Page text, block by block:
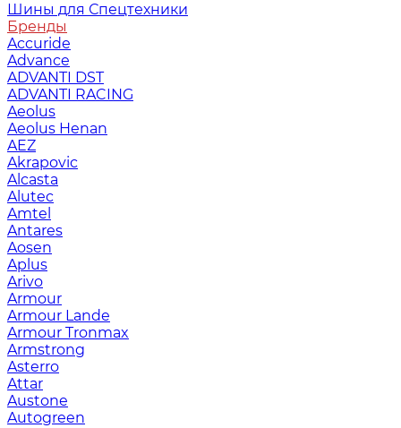
Шины для Спецтехники
Бренды
Accuride
Advance
ADVANTI DST
ADVANTI RACING
Aeolus
Aeolus Henan
AEZ
Akrapovic
Alcasta
Alutec
Amtel
Antares
Aosen
Aplus
Arivo
Armour
Armour Lande
Armour Tronmax
Armstrong
Asterro
Attar
Austone
Autogreen